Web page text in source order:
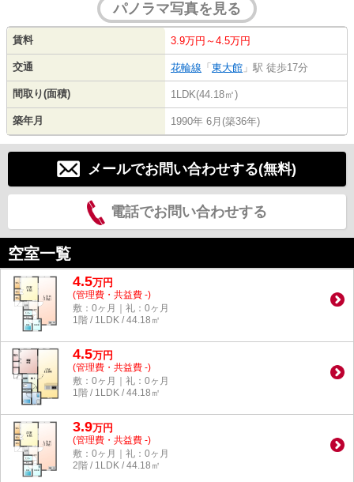
パノラマ写真を見る
賃料 3.9万円～4.5万円
交通 花輪線 「 東大館 」駅 徒歩17分
間取り(面積) 1LDK(44.18㎡)
築年月 1990年 6月(築36年)
メールでお問い合わせする(無料)
電話でお問い合わせする
空室一覧
4.5万円
(管理費・共益費 -)
敷：0ヶ月｜礼：0ヶ月
1階 / 1LDK / 44.18㎡
4.5万円
(管理費・共益費 -)
敷：0ヶ月｜礼：0ヶ月
1階 / 1LDK / 44.18㎡
3.9万円
(管理費・共益費 -)
敷：0ヶ月｜礼：0ヶ月
2階 / 1LDK / 44.18㎡